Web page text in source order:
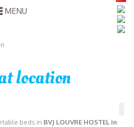
MENU
location
beds in BVJ LOUVRE HOSTEL in